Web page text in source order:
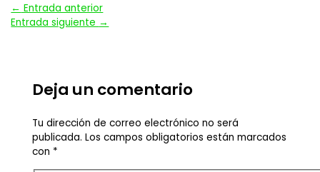
← Entrada anterior
Entrada siguiente →
Deja un comentario
Tu dirección de correo electrónico no será
publicada. Los campos obligatorios están marcados
con *